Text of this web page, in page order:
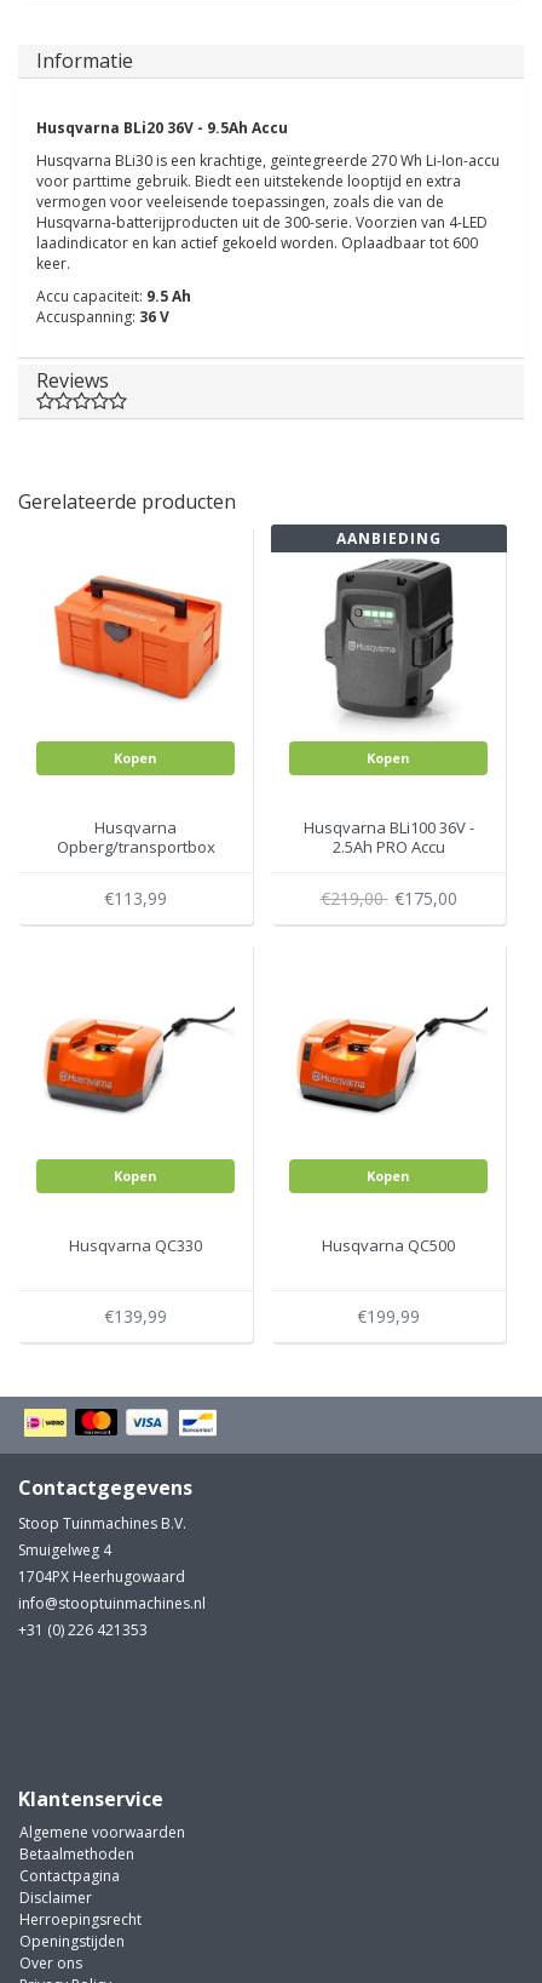
Informatie
Husqvarna BLi20 36V - 9.5Ah Accu
Husqvarna BLi30 is een krachtige, geïntegreerde 270 Wh Li-Ion-accu
voor parttime gebruik. Biedt een uitstekende looptijd en extra
vermogen voor veeleisende toepassingen, zoals die van de
Husqvarna-batterijproducten uit de 300-serie. Voorzien van 4-LED
laadindicator en kan actief gekoeld worden. Oplaadbaar tot 600
keer.
Accu capaciteit: 9.5 Ah
Accuspanning: 36 V
Reviews
Gerelateerde producten
Kopen
Husqvarna
Opberg/transportbox
€113,99
AANBIEDING
Kopen
Husqvarna BLi100 36V -
2.5Ah PRO Accu
€219,00 €175,00
Kopen
Husqvarna QC330
€139,99
Kopen
Husqvarna QC500
€199,99
Contactgegevens
Stoop Tuinmachines B.V.
Smuigelweg 4
1704PX Heerhugowaard
info@stooptuinmachines.nl
+31 (0) 226 421353
Klantenservice
Algemene voorwaarden
Betaalmethoden
Contactpagina
Disclaimer
Herroepingsrecht
Openingstijden
Over ons